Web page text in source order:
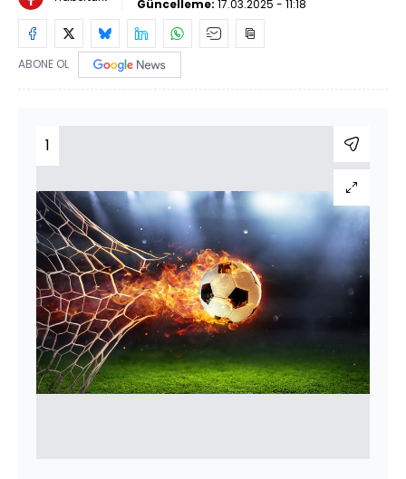
Güncelleme: 17.03.2025 - 11:18
ABONE OL
1